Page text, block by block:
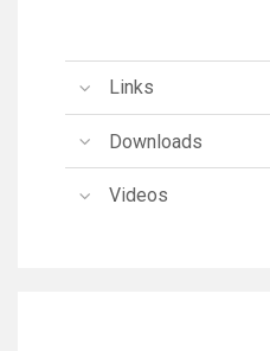
Links
Downloads
Videos